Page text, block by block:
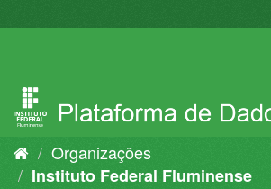
para
Organizações
Instituto Federal Fluminense